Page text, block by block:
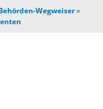
Wegweiser»